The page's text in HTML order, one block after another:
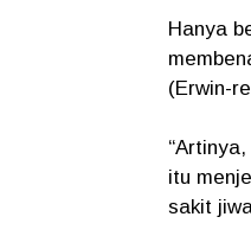
Hanya
(Erwin-
itu
sakit